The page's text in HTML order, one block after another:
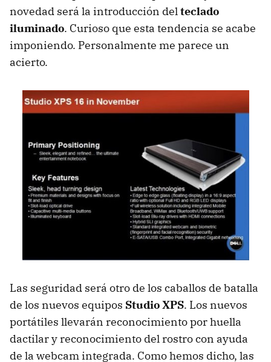
novedad será la introducción del teclado
iluminado. Curioso que esta tendencia se acabe
imponiendo. Personalmente me parece un
acierto.
Las seguridad será otro de los caballos de batalla
de los nuevos equipos Studio XPS. Los nuevos
portátiles llevarán reconocimiento por huella
dactilar y reconocimiento del rostro con ayuda
de la webcam integrada. Como hemos dicho, las